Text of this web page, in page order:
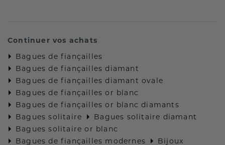
Continuer vos achats
Bagues de fiançailles
Bagues de fiançailles diamant
Bagues de fiançailles diamant ovale
Bagues de fiançailles or blanc
Bagues de fiançailles or blanc diamants
Bagues solitaire
Bagues solitaire diamant
Bagues solitaire or blanc
Bagues de fiançailles modernes
Bijoux